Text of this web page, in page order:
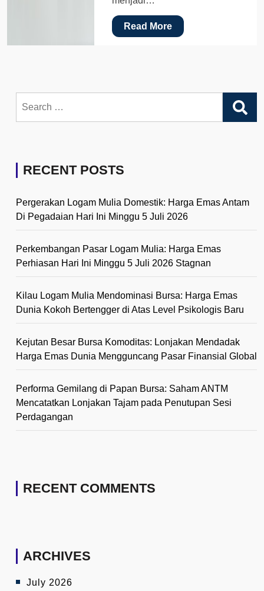
Read More
for:
RECENT POSTS
Pergerakan Logam Mulia Domestik: Harga Emas Antam
Di Pegadaian Hari Ini Minggu 5 Juli 2026
Perkembangan Pasar Logam Mulia: Harga Emas
Perhiasan Hari Ini Minggu 5 Juli 2026 Stagnan
Kilau Logam Mulia Mendominasi Bursa: Harga Emas
Dunia Kokoh Bertengger di Atas Level Psikologis Baru
Kejutan Besar Bursa Komoditas: Lonjakan Mendadak
Harga Emas Dunia Mengguncang Pasar Finansial Global
Performa Gemilang di Papan Bursa: Saham ANTM
Mencatatkan Lonjakan Tajam pada Penutupan Sesi
Perdagangan
RECENT COMMENTS
ARCHIVES
July 2026